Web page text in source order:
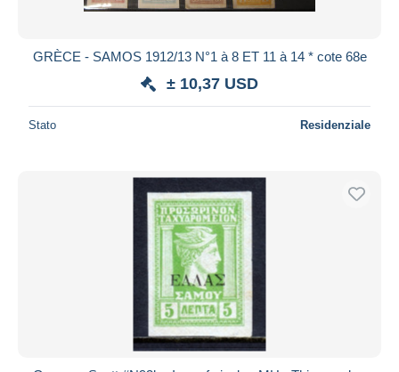
GRÈCE - SAMOS 1912/13 N°1 à 8 ET 11 à 14 * cote 68e
± 10,37 USD
Stato Residenziale